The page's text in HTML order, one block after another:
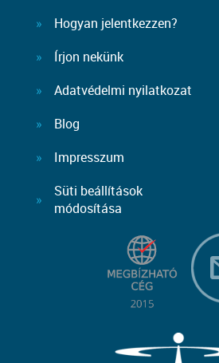
Hogyan jelentkezzen?
Írjon nekünk
Adatvédelmi nyilatkozat
Blog
Impresszum
Süti beállítások
módosítása